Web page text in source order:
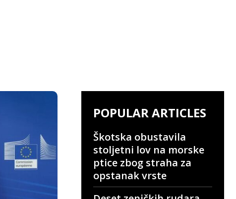
POPULAR ARTICLES
Škotska obustavila
stoljetni lov na morske
ptice zbog straha za
opstanak vrste